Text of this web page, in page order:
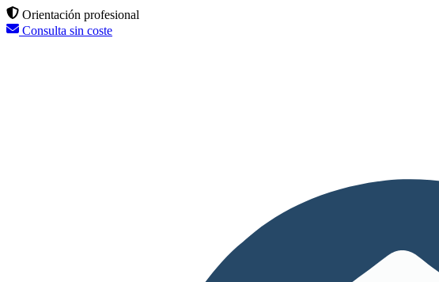
Orientación profesional
Consulta sin coste